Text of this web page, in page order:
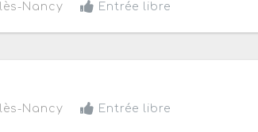
Nancy Entrée libre
2024
Nancy Entrée libre